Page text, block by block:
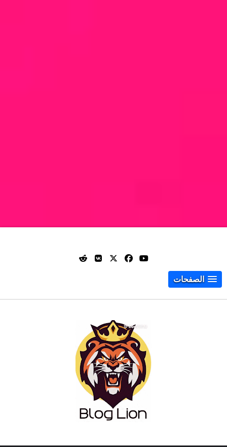
الصفحات